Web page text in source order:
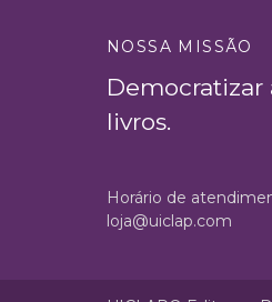
NOSSA MISSÃO
livros.
Horário de
loja@uiclap.com